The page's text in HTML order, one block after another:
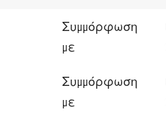
Συμμόρφωση
με
Συμμόρφωση
με